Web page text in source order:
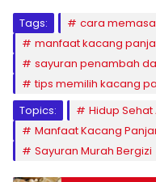
Tags:
cara
manfaat kacang
sayuran penambah
tips memilih kacang
Topics:
Hidup Sehat
Manfaat Kacang
Sayuran Murah Bergizi